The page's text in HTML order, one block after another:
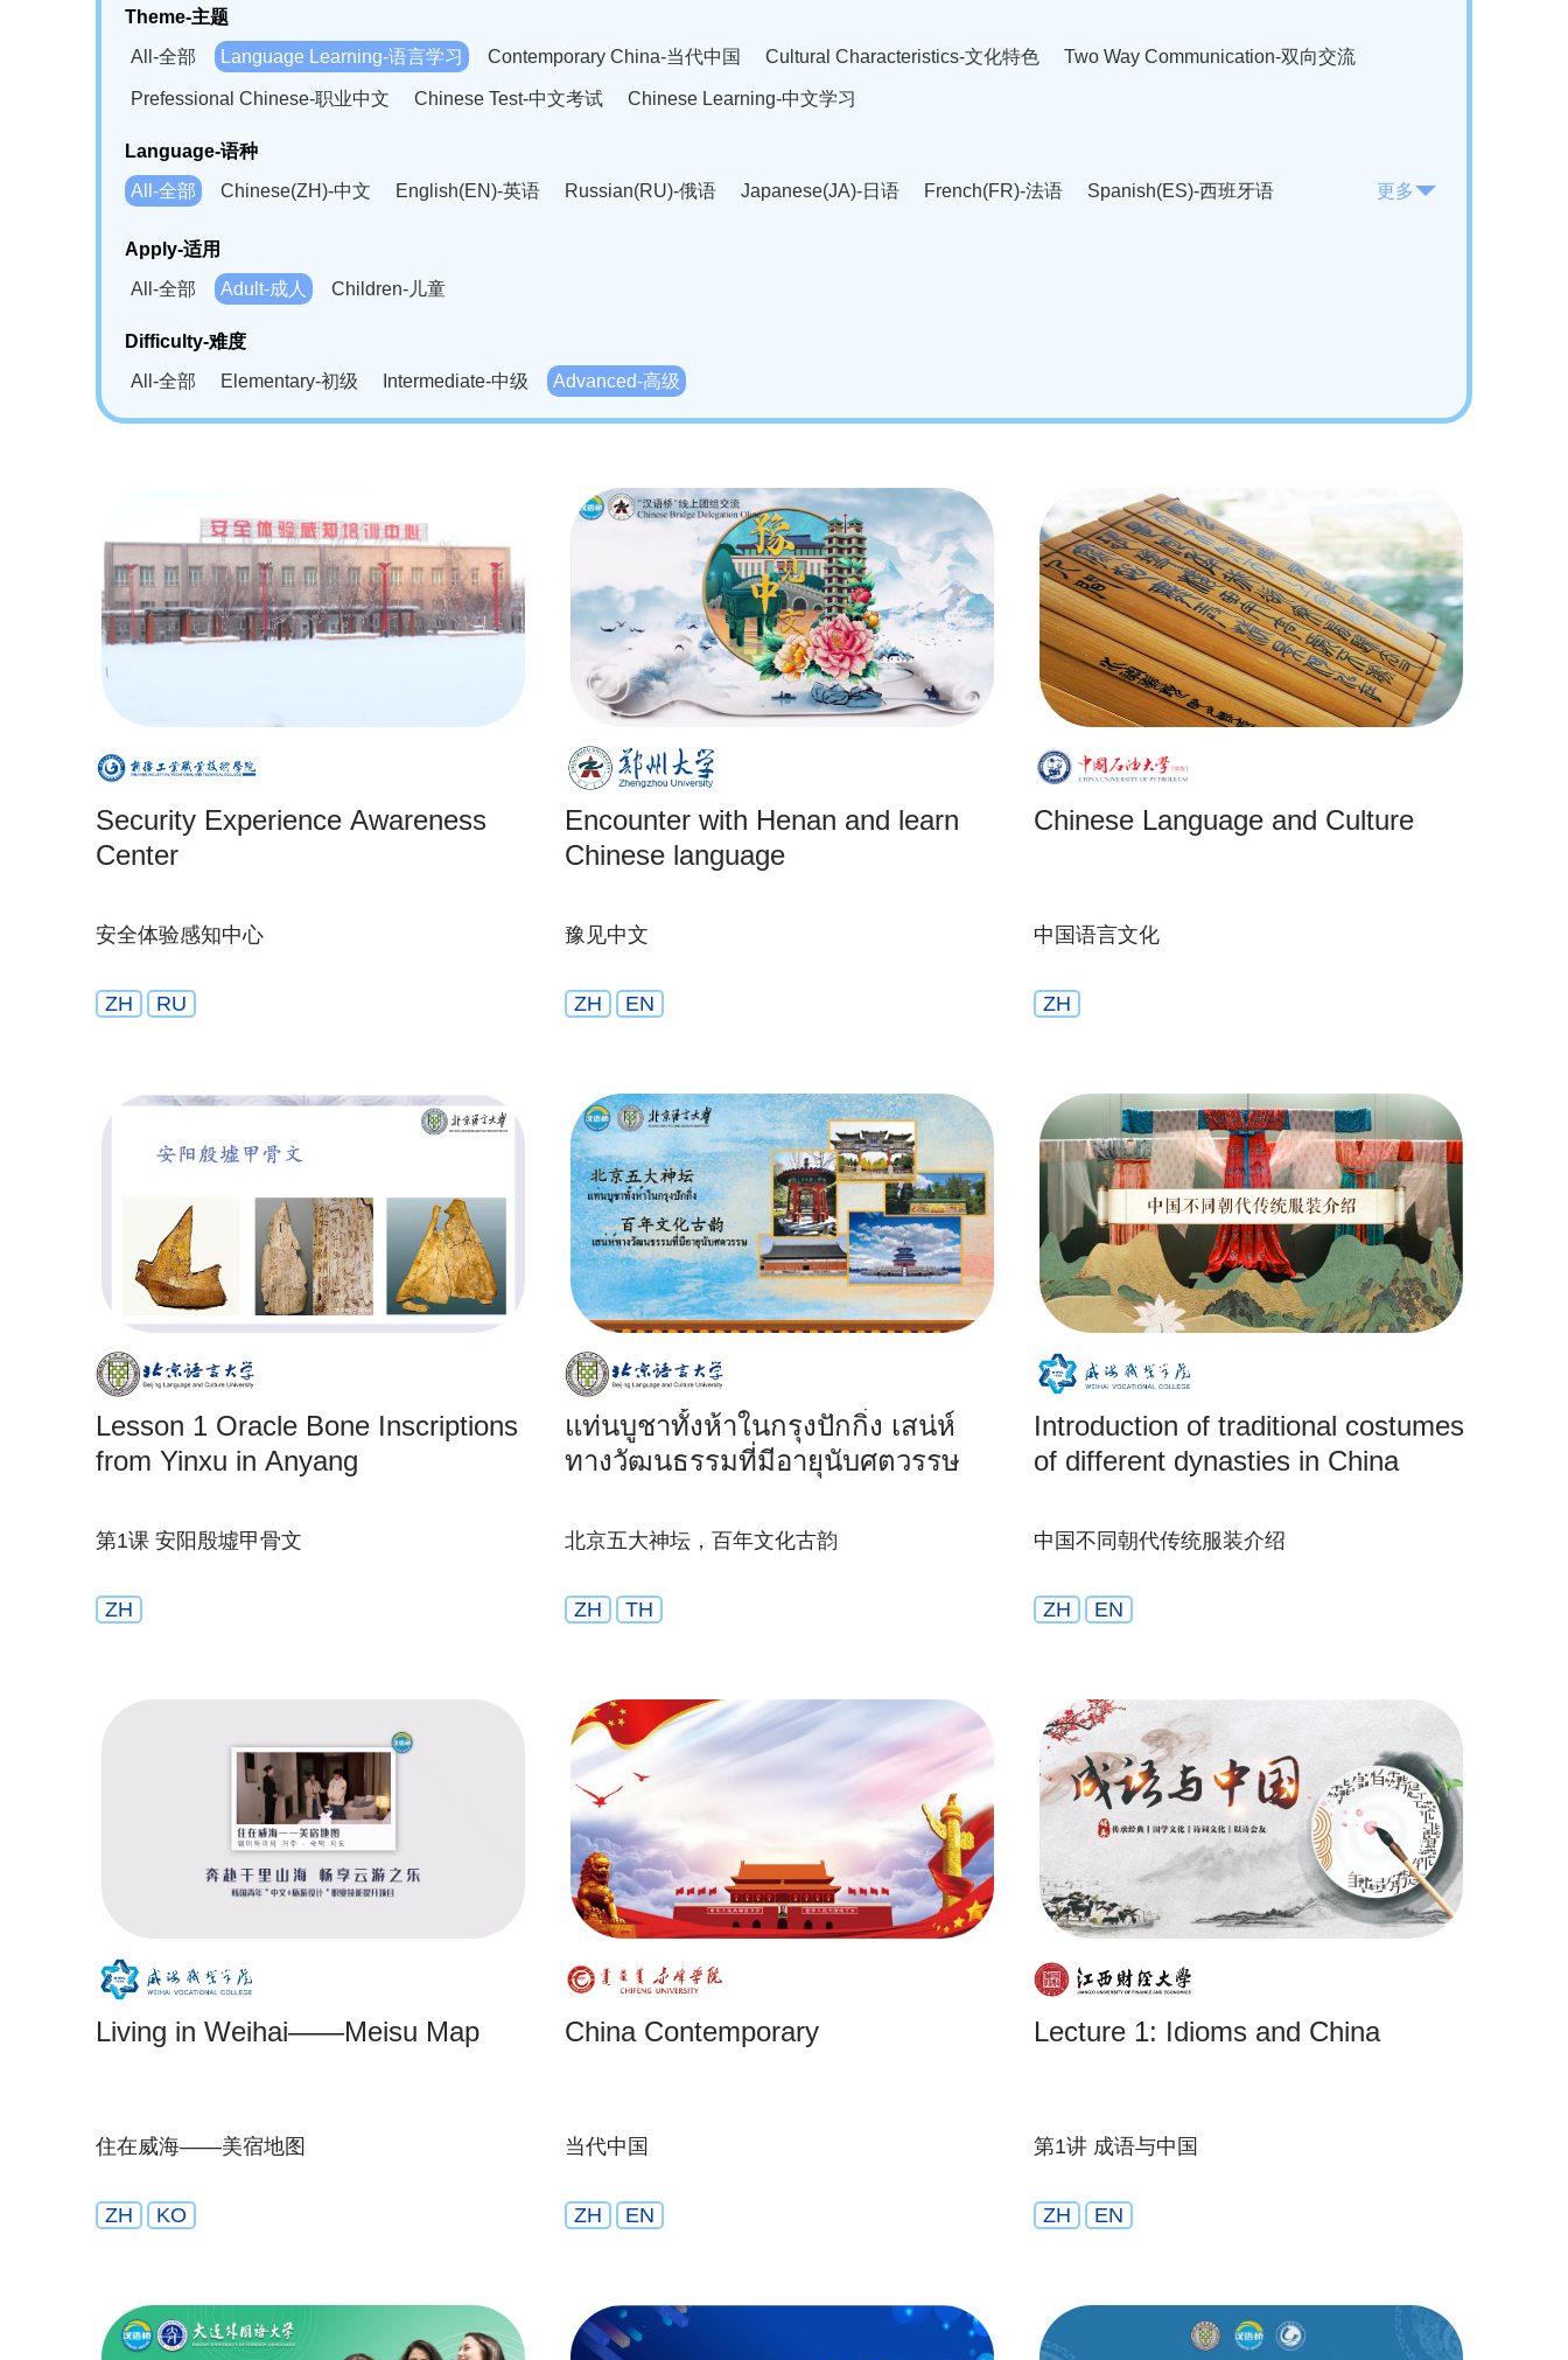
Theme-主题
All-全部
Language Learning-语言学习 Contemporary China-当代中国 Cultural Characteristics-文化特色 Two Way Communication-双向交流
Prefessional Chinese-职业中文 Chinese Test-中文考试 Chinese Learning-中文学习
Language-语种
All-全部
Chinese(ZH)-中文 English(EN)-英语 Russian(RU)-俄语 Japanese(JA)-日语 French(FR)-法语
Spanish(ES)-西班牙语
Bahasa Melayu(MS)-马来语
Swahili(SW)-斯瓦西里语
Kampuchea(KH)-柬埔寨语
更多
Apply-适用
All-全部
Adult-成人 Children-儿童
Difficulty-难度
All-全部
Elementary-初级 Intermediate-中级 Advanced-高级
Security Experience Awareness
Center
安全体验感知中心
ZH RU
Encounter with Henan and learn
Chinese language
豫见中文
ZH EN
Chinese Language and Culture
中国语言文化
ZH
Lesson 1 Oracle Bone Inscriptions
from Yinxu in Anyang
第1课 安阳殷墟甲骨文
ZH
แท่นบูชาทั้งห้าในกรุงปักกิ่ง เสน่ห์
ทางวัฒนธรรมที่มีอายุนับศตวรรษ
北京五大神坛，百年文化古韵
ZH TH
Introduction of traditional costumes
of different dynasties in China
中国不同朝代传统服装介绍
ZH EN
Living in Weihai——Meisu Map
住在威海——美宿地图
ZH KO
China Contemporary
当代中国
ZH EN
Lecture 1: Idioms and China
第1讲 成语与中国
ZH EN